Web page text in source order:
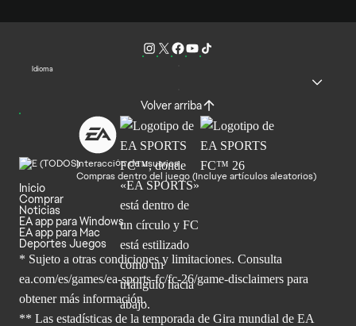
Idioma
Volver arriba
Interacción de usuarios
Compras dentro del juego (Incluye artículos aleatorios)
Inicio
Comprar
Noticias
EA app para Windows
EA app para Mac
Deportes Juegos
* Sujeto a otras condiciones y limitaciones. Consulta
ea.com/es/games/ea-sports-fc/fc-26/game-disclaimers para
obtenermás información.
** Las estadísticas de la temporada de Gira mundial de EA